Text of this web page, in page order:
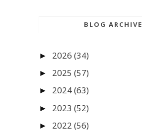
BLOG ARCHIVE
► 2026 (34)
► 2025 (57)
► 2024(63)
► 2023 (52)
► 2022 (56)